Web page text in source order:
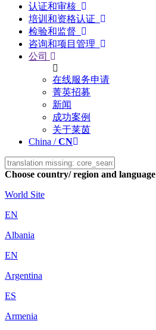
认证和审核
培训和资格认证
检验和监督
咨询和项目管理
公司
在线服务申请
菁英招募
新闻
成功案例
关于莱茵
China /CN
Choose country/ region and language
World Site
EN
Albania
EN
Argentina
ES
Armenia